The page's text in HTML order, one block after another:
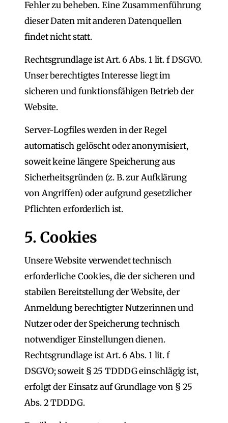
Fehler zu beheben. Eine Zusammenführung
dieser Daten mit anderen Datenquellen
findet nicht statt.
Rechtsgrundlage ist Art. 6 Abs. 1 lit. f DSGVO.
Unser berechtigtes Interesse liegt im
sicheren und funktionsfähigen Betrieb der
Website.
Server-Logfiles werden in der Regel
automatisch gelöscht oder anonymisiert,
soweit keine längere Speicherung aus
Sicherheitsgründen (z. B. zur Aufklärung
von Angriffen) oder aufgrund gesetzlicher
Pflichten erforderlich ist.
5. Cookies
Unsere Website verwendet technisch
erforderliche Cookies, die der sicheren und
stabilen Bereitstellung der Website, der
Anmeldung berechtigter Nutzerinnen und
Nutzer oder der Speicherung technisch
notwendiger Einstellungen dienen.
Rechtsgrundlage ist Art. 6 Abs. 1 lit. f
DSGVO; soweit § 25 TDDDG einschlägig ist,
erfolgt der Einsatz auf Grundlage von § 25
Abs. 2 TDDDG.